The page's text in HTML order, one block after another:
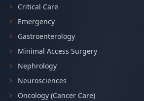
Critical Care
Emergency
Gastroenterology
Minimal Access Surgery
Nephrology
Neurosciences
Oncology (Cancer Care)